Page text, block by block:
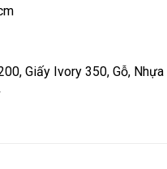
Giấy Ivory 350, Gỗ, Nhựa